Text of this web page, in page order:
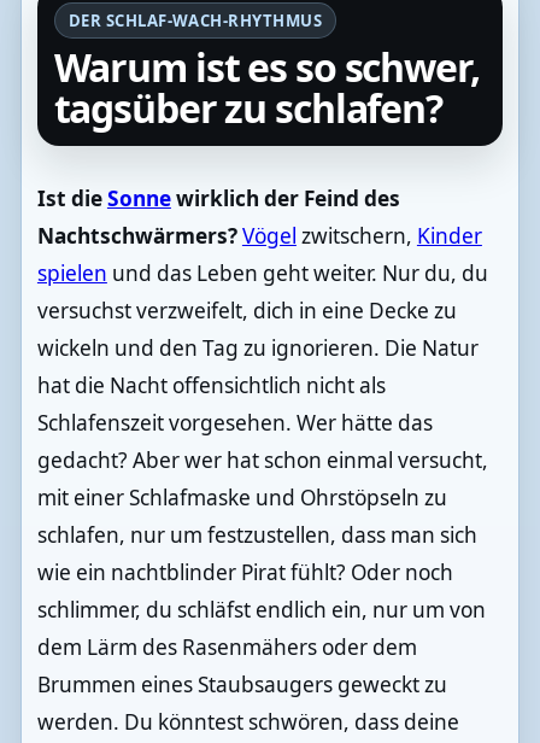
DER SCHLAF-WACH-RHYTHMUS
Warum ist es so schwer,
tagsüber zu schlafen?
Ist dieSonnewirklich der Feind des
Nachtschwärmers?Vögel zwitschern, Kinder
spielen und das Leben geht weiter. Nur du, du
versuchst verzweifelt, dich in eine Decke zu
wickeln und den Tag zu ignorieren. Die Natur
hat die Nacht offensichtlich nicht als
Schlafenszeit vorgesehen. Wer hätte das
gedacht? Aber wer hat schon einmal versucht,
mit einer Schlafmaske und Ohrstöpseln zu
schlafen, nur um festzustellen, dass man sich
wie ein nachtblinder Pirat fühlt? Oder noch
schlimmer, du schläfst endlich ein, nur um von
dem Lärm des Rasenmähers oder dem
Brummen eines Staubsaugers geweckt zu
werden. Du könntest schwören, dass deine